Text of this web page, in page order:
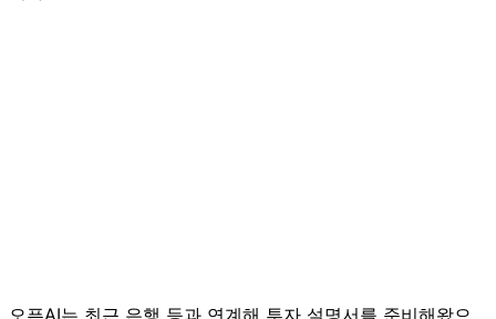
오픈AI는 최근 은행 등과 연계해 투자 설명서를 준비해왔으